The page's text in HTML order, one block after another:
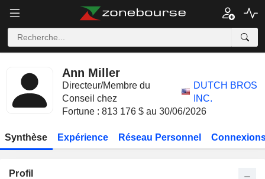
Ann Miller
Directeur/Membre du
Conseil chez
DUTCH BROS
INC.
Fortune : 813 176 $ au 30/06/2026
Synthèse Expérience Réseau Personnel
Profil